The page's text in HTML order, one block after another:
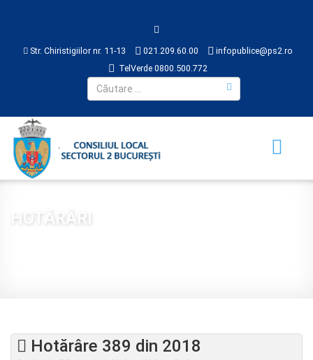
Str. Chiristigiilor nr. 11-13 021.209.60.00
infopublice@ps2.ro
TelVerde 0800.500.772
HOTĂRÂRI
Hotărâre 389 din 2018